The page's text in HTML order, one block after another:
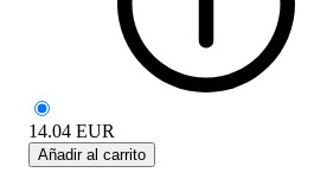
14.04 EUR
Añadir al carrito